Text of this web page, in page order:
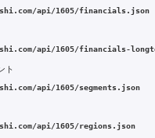
api/1605/financials.json
api/1605/financials-
ト
api/1605/segments.json
api/1605/regions.json